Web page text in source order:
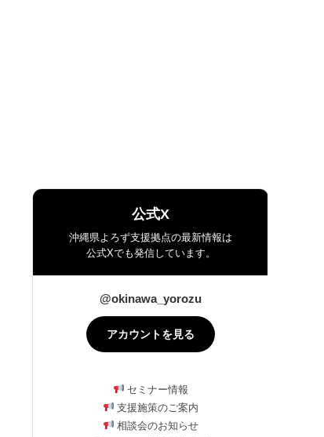
公式X
沖縄県よろず支援拠点の最新情報は
公式Xでも発信しています。
@okinawa_yorozu
アカウントを見る
セミナー情報
支援施策のご案内
相談会のお知らせ